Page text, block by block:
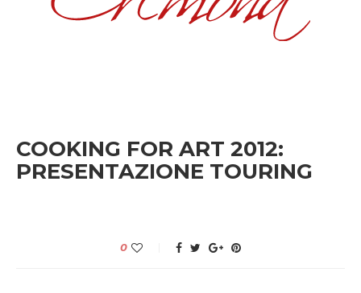
COOKING FOR ART 2012:
PRESENTAZIONE TOURING
0